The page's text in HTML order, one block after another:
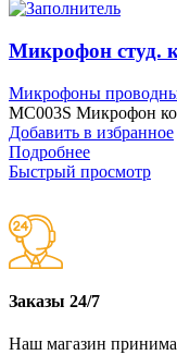
Микрофон студ.
Микрофоны
MC003S Микрофон
Добавить в избранное
Подробнее
Быстрый просмотр
Заказы 24/7
Наш магазин